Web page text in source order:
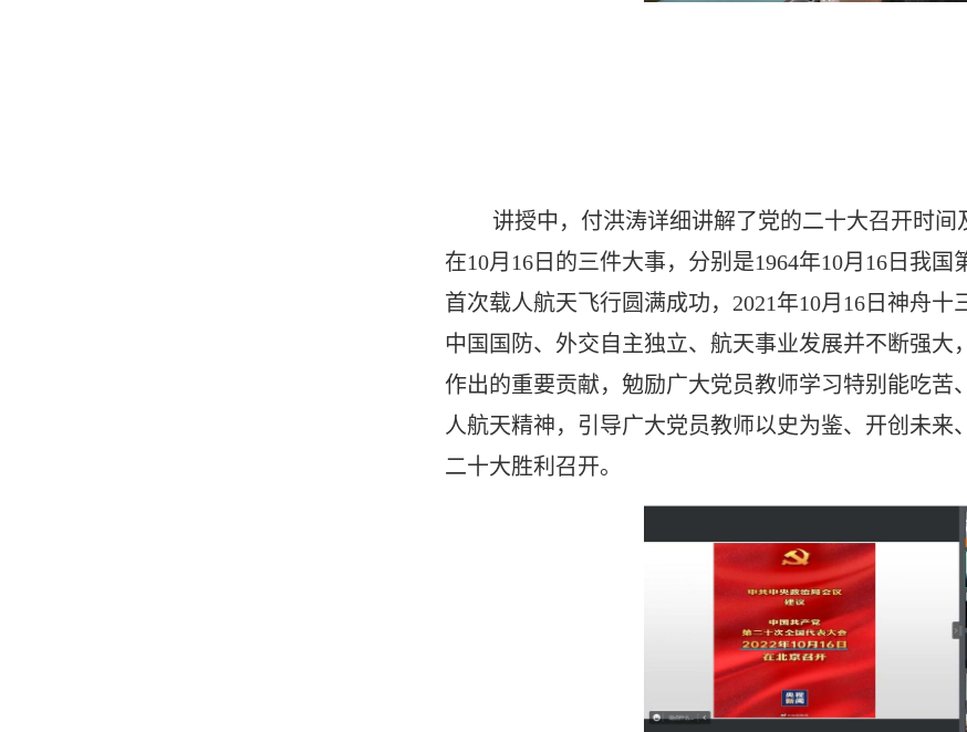
讲授中，付洪涛详细讲解了党的二十大召开时
在10月 16 日的三件大事，分别是1964年10月 16 日我国
首次载人航天飞行圆满成功， 2021年10月 16 日神舟十
中国国防、外交自主独立、航天事业发展并不断强
作出的重要贡献，勉励广大党员教师学习特别能吃
人航天精神，引导广大党员教师以史为鉴、开创未
二十大胜利召开。